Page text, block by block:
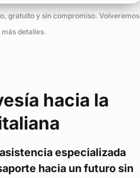
gratuito y sin compromiso. Volveremos
detalles.
hacia la
especializada
hacia un futuro sin